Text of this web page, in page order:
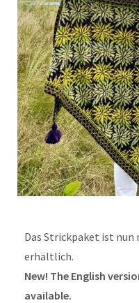
Das Strickpaket ist
erhältlich.
New! The English
available.